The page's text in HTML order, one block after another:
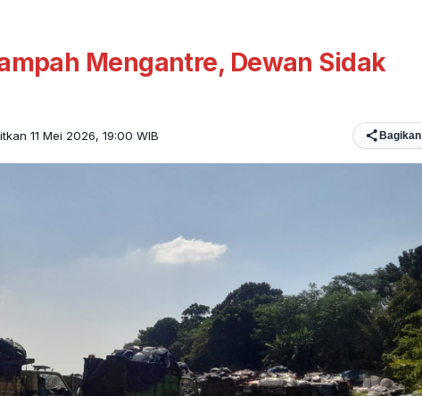
Mengantre, Dewan Sidak
11 Mei 2026, 19:00 WIB Bagikan